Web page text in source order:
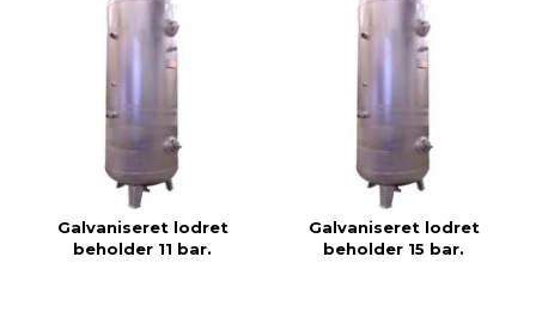
Galvaniseret lodret
beholder 11 bar.
Galvaniseret lodret
beholder 15 bar.